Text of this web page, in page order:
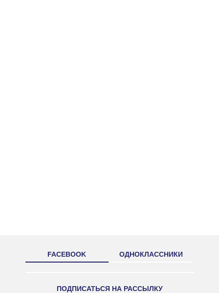
FACEBOOK ОДНОКЛАССНИКИ
ПОДПИСАТЬСЯ НА РАССЫЛКУ